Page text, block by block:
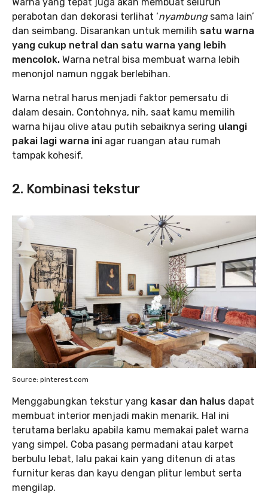
perabotan dan dekorasi terlihat ‘nyambungsama lain’
dan seimbang. Disarankan untuk memilih satu warna
yang cukup netral dan satu warna yang lebih
mencolok. Warna netral bisa membuat warna lebih
menonjol namun nggak berlebihan.
Warna netral harus menjadi faktor pemersatu di
dalam desain. Contohnya, nih, saat kamu memilih
warna hijau olive atau putih sebaiknya sering ulangi
pakai lagi warna ini agar ruangan atau rumah
tampak kohesif.
2. Kombinasi tekstur
Source: pinterest.com
Menggabungkan tekstur yang kasar dan halus dapat
membuat interior menjadi makin menarik. Hal ini
terutama berlaku apabila kamu memakai palet warna
yang simpel. Coba pasang permadani atau karpet
berbulu lebat, lalu pakai kain yang ditenun di atas
furnitur keras dan kayu dengan plitur lembut serta
mengilap.